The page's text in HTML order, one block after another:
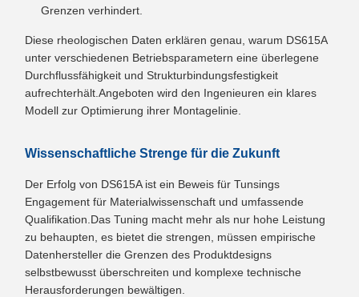
Grenzen verhindert.
Diese rheologischen Daten erklären genau, warum DS615A
unter verschiedenen Betriebsparametern eine überlegene
Durchflussfähigkeit und Strukturbindungsfestigkeit
aufrechterhält.Angeboten wird den Ingenieuren ein klares
Modell zur Optimierung ihrer Montagelinie.
Wissenschaftliche Strenge für die Zukunft
Der Erfolg von DS615A ist ein Beweis für Tunsings
Engagement für Materialwissenschaft und umfassende
Qualifikation.Das Tuning macht mehr als nur hohe Leistung
zu behaupten, es bietet die strengen, müssen empirische
Datenhersteller die Grenzen des Produktdesigns
selbstbewusst überschreiten und komplexe technische
Herausforderungen bewältigen.